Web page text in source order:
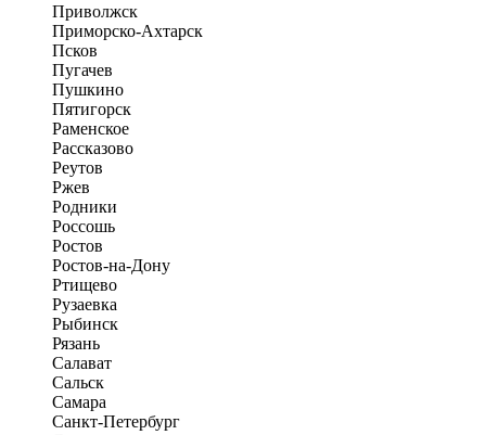
Приволжск
Приморско-Ахтарск
Псков
Пугачев
Пушкино
Пятигорск
Раменское
Рассказово
Реутов
Ржев
Родники
Россошь
Ростов
Ростов-на-Дону
Ртищево
Рузаевка
Рыбинск
Рязань
Салават
Сальск
Самара
Санкт-Петербург